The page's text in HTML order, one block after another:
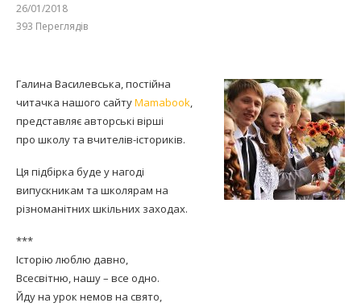
26/01/2018
393 Переглядів
Галина Василевська, постійна
читачка нашого сайтуMamabook,
представляє авторські вірші
про школу та вчителів-істориків.
Ця підбірка буде у нагоді
випускникам та школярам на
різноманітних шкільних заходах.
***
Історію люблю давно,
Всесвітню, нашу – все одно.
Йду на урок немов на свято,